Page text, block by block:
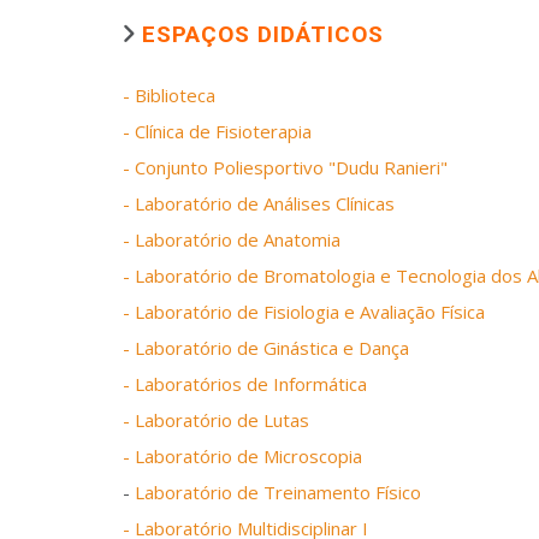
ESPAÇOS DIDÁTICOS
- Biblioteca
- Clínica de Fisioterapia
- Conjunto Poliesportivo "Dudu Ranieri"
- Laboratório de Análises Clínicas
- Laboratório de Anatomia
- Laboratório de Bromatologia e Tecnologia dos
- Laboratório de Fisiologia e Avaliação Física
- Laboratório de Ginástica e Dança
- Laboratórios de Informática
- Laboratório de Lutas
- Laboratório de Microscopia
- Laboratório de Treinamento Físico
- Laboratório Multidisciplinar I